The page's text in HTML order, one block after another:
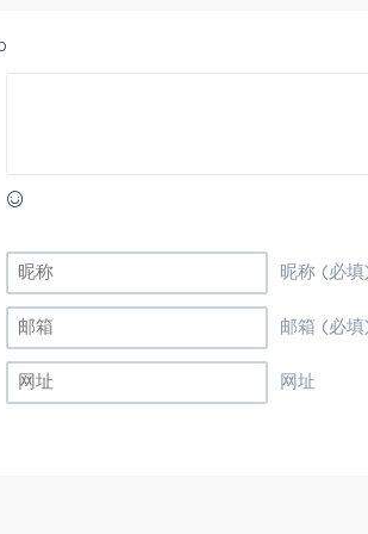
昵称 (必填
邮箱 (必填
网址